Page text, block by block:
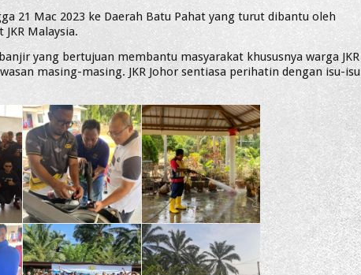
21 Mac 2023 ke Daerah Batu Pahat yang turut dibantu oleh
Malaysia.
yang bertujuan membantu masyarakat khususnya warga JKR
masing-masing. JKR Johor sentiasa perihatin dengan isu-isu